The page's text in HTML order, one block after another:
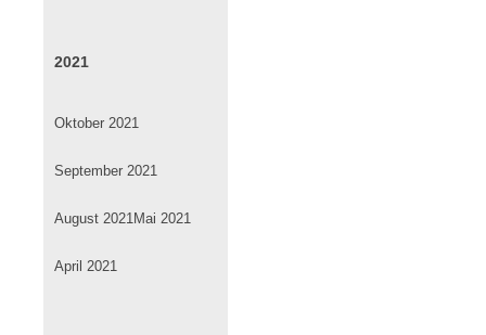
2021
Oktober 2021
September 2021
August 2021Mai 2021
April 2021